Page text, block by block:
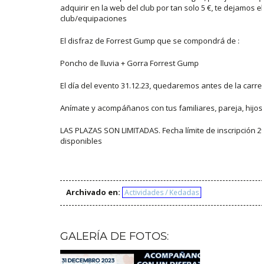
adquirir en la web del club por tan solo 5 €, te
club/equipaciones
El disfraz de Forrest Gump que se compondrá de :
Poncho de lluvia + Gorra Forrest Gump
El día del evento 31.12.23, quedaremos antes de la
Anímate y acompáñanos con tus familiares, pareja,
LAS PLAZAS SON LIMITADAS. Fecha límite de
disponibles
Archivado en: Actividades / Kedadas
GALERÍA DE FOTOS: